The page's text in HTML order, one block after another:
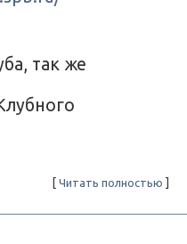
так же
[ Читать полностью ]